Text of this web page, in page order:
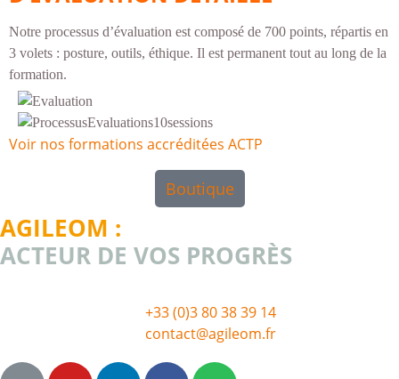
Notre processus d’évaluation est composé de 700 points, répartis en
3 volets : posture, outils, éthique. Il est permanent tout au long de la
formation.
Voir nos formations accréditées ACTP
Boutique
AGILEOM :
ACTEUR DE VOS PROGRÈS
+33 (0)3 80 38 39 14
contact@agileom.fr